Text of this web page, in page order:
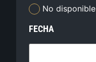
No disponible
FECHA